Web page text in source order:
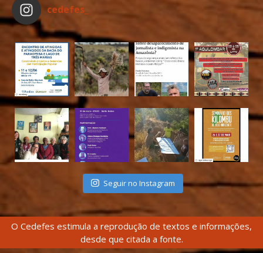
cedefes_
Seguir no Instagram
O Cedefes estimula a reprodução de textos e informações,
desde que citada a fonte.